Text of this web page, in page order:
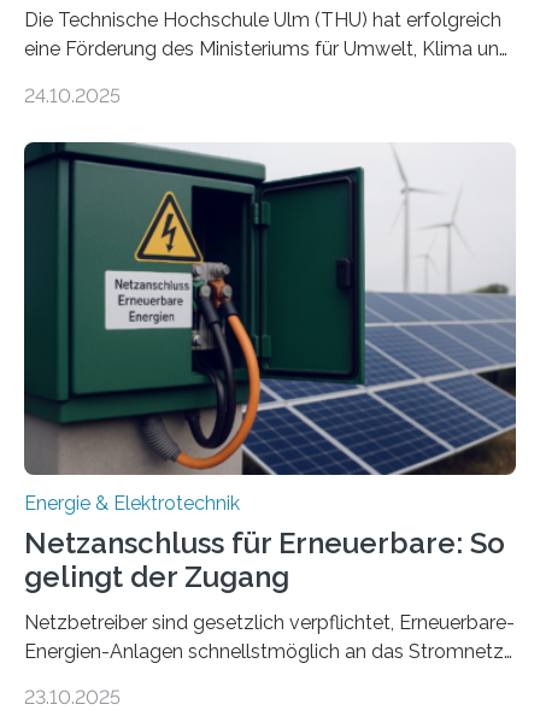
Die Technische Hochschule Ulm (THU) hat erfolgreich
eine Förderung des Ministeriums für Umwelt, Klima und
Forschungsprojekt „LAGER – Langzeitspeicherung in
Quartieren“ eingeworben. Ziel des Projekts ist die
Entwicklung, Erprobung und Demonstration von
Konzepten zur langfristigen Energiespeicherung in
sektorübergreifend vernetzten Energiesystemen. Das
Projekt startete am 15. Oktober 2025, hat eine Laufzeit
von drei Jahren und ein Gesamtvolumen von rund 2,9
Millionen Euro, wovon 2,6 Millionen Euro durch das
Ministerium für Umwelt, Klima und…
24.10.2025
Energie & Elektrotechnik
Netzanschluss für Erneuerbare: So
gelingt der Zugang
Netzbetreiber sind gesetzlich verpflichtet, Erneuerbare-
Energien-Anlagen schnellstmöglich an das Stromnetz
ermöglichen. Doch der dafür nötige Netzausbau hinkt
23.10.2025